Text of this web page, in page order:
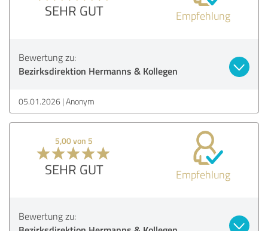
SEHR GUT Empfehlung
Bewertung zu:
Bezirksdirektion Hermanns & Kollegen
05.01.2026 Anonym
5,00 von 5
SEHR GUT Empfehlung
Bewertung zu: